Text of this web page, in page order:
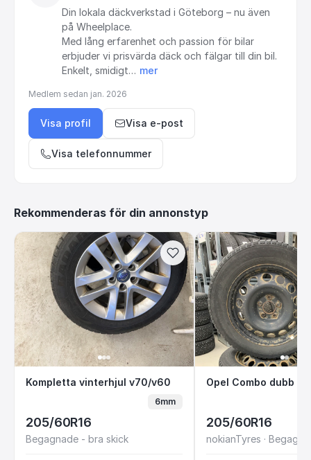
Din lokala däckverkstad i Göteborg – nu även
på Wheelplace.
Med lång erfarenhet och passion för bilar
erbjuder vi prisvärda däck och fälgar till din bil.
Enkelt, smidigt… mer
Medlem sedan jan. 2026
Visa profil Visa e-post
Visa telefonnummer
Rekommenderas för din annonstyp
Kompletta vinterhjul v70/v60
Kompletta vinterhjul v70/v60
6mm
205/60R16
Begagnade - bra skick
Opel Combo
205/60R16